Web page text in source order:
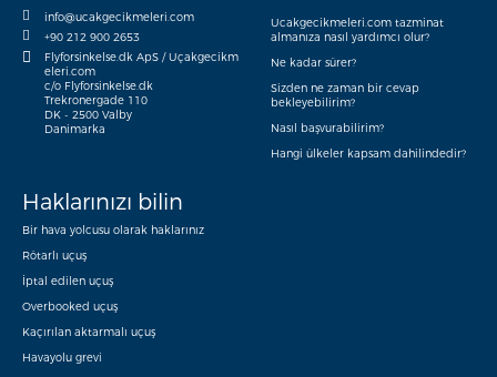
info@ucakgecikmeleri.com
+90 212 900 2653
Flyforsinkelse.dk ApS / Uçakgecikm
eleri.com
c/o Flyforsinkelse.dk
Trekronergade 110
DK - 2500 Valby
Danimarka
Ucakgecikmeleri.com tazminat
almanıza nasıl yardımcı olur?
Ne kadar sürer?
Sizden ne zaman bir cevap
bekleyebilirim?
Nasıl başvurabilirim?
Hangi ülkeler kapsam dahilindedir?
Haklarınızı bilin
Bir hava yolcusu olarak haklarınız
Rötarlı uçuş
İptal edilen uçuş
Overbooked uçuş
Kaçırılan aktarmalı uçuş
Havayolu grevi